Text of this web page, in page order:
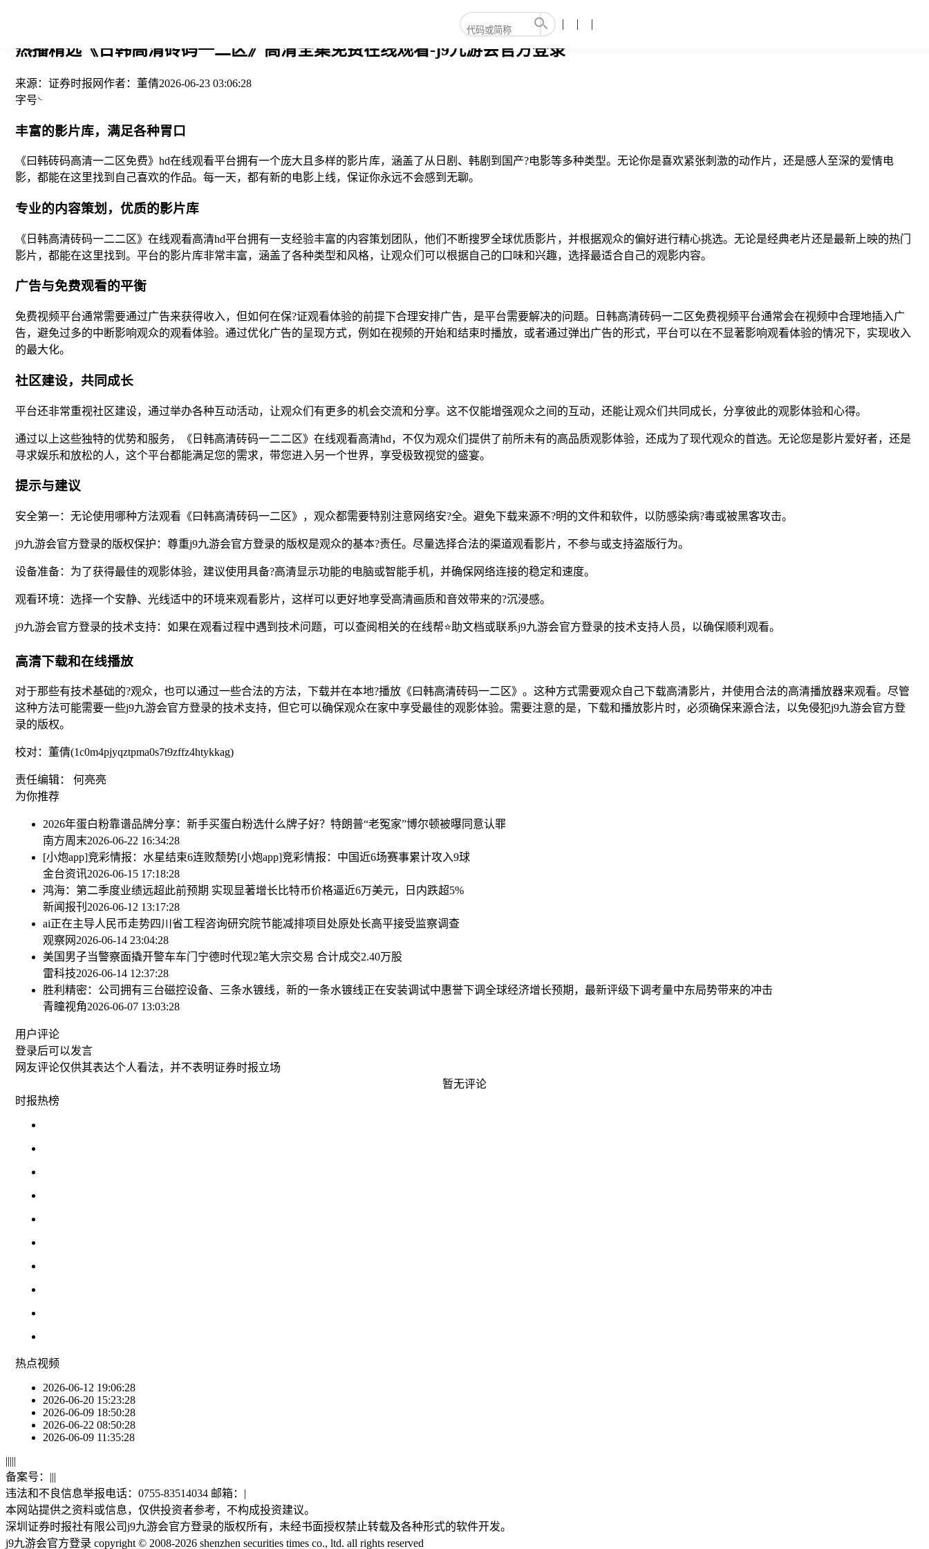
热播精选《日韩高清砖码一二区》高清全集免费在线观看-j9九游会官方登录
来源： 证券时报网作者： 董倩2026-06-23 03:06:28
字号
丰富的影片库，满足各种胃口
《曰韩砖码高清一二区免费》hd在线观看平台拥有一个庞大且多样的影片库，涵盖了从日剧、韩剧到国产?电影等多种类型。无论你是喜欢紧张刺激的动作片，还是感人至深的爱情电
影，都能在这里找到自己喜欢的作品。每一天，都有新的电影上线，保证你永远不会感到无聊。
专业的内容策划，优质的影片库
《日韩高清砖码一二二区》在线观看高清hd平台拥有一支经验丰富的内容策划团队，他们不断搜罗全球优质影片，并根据观众的偏好进行精心挑选。无论是经典老片还是最新上映的热门
影片，都能在这里找到。平台的影片库非常丰富，涵盖了各种类型和风格，让观众们可以根据自己的口味和兴趣，选择最适合自己的观影内容。
广告与免费观看的平衡
免费视频平台通常需要通过广告来获得收入，但如何在保?证观看体验的前提下合理安排广告，是平台需要解决的问题。日韩高清砖码一二区免费视频平台通常会在视频中合理地插入广
告，避免过多的中断影响观众的观看体验。通过优化广告的呈现方式，例如在视频的开始和结束时播放，或者通过弹出广告的形式，平台可以在不显著影响观看体验的情况下，实现收入
的最大化。
社区建设，共同成长
平台还非常重视社区建设，通过举办各种互动活动，让观众们有更多的机会交流和分享。这不仅能增强观众之间的互动，还能让观众们共同成长，分享彼此的观影体验和心得。
通过以上这些独特的优势和服务，《日韩高清砖码一二二区》在线观看高清hd，不仅为观众们提供了前所未有的高品质观影体验，还成为了现代观众的首选。无论您是影片爱好者，还是
寻求娱乐和放松的人，这个平台都能满足您的需求，带您进入另一个世界，享受极致视觉的盛宴。
提示与建议
安全第一：无论使用哪种方法观看《曰韩高清砖码一二区》，观众都需要特别注意网络安?全。避免下载来源不?明的文件和软件，以防感染病?毒或被黑客攻击。
j9九游会官方登录的版权保护：尊重j9九游会官方登录的版权是观众的基本?责任。尽量选择合法的渠道观看影片，不参与或支持盗版行为。
设备准备：为了获得最佳的观影体验，建议使用具备?高清显示功能的电脑或智能手机，并确保网络连接的稳定和速度。
观看环境：选择一个安静、光线适中的环境来观看影片，这样可以更好地享受高清画质和音效带来的?沉浸感。
j9九游会官方登录的技术支持：如果在观看过程中遇到技术问题，可以查阅相关的在线帮⭐助文档或联系j9九游会官方登录的技术支持人员，以确保顺利观看。
高清下载和在线播放
对于那些有技术基础的?观众，也可以通过一些合法的方法，下载并在本地?播放《曰韩高清砖码一二区》。这种方式需要观众自己下载高清影片，并使用合法的高清播放器来观看。尽管
这种方法可能需要一些j9九游会官方登录的技术支持，但它可以确保观众在家中享受最佳的观影体验。需要注意的是，下载和播放影片时，必须确保来源合法，以免侵犯j9九游会官方登
录的版权。
校对：董倩(1c0m4pjyqztpma0s7t9zffz4htykkag)
责任编辑： 何亮亮
为你推荐
2026年蛋白粉靠谱品牌分享：新手买蛋白粉选什么牌子好？ 特朗普“老冤家”博尔顿被曝同意认罪
南方周末2026-06-22 16:34:28
[小炮app]竞彩情报：水星结束6连败颓势[小炮app]竞彩情报：中国近6场赛事累计攻入9球
金台资讯2026-06-15 17:18:28
鸿海：第二季度业绩远超此前预期 实现显著增长比特币价格逼近6万美元，日内跌超5%
新闻报刊 2026-06-12 13:17:28
ai正在主导人民币走势四川省工程咨询研究院节能减排项目处原处长高平接受监察调查
观察网2026-06-14 23:04:28
美国男子当警察面撬开警车车门 宁德时代现2笔大宗交易 合计成交2.40万股
雷科技2026-06-14 12:37:28
胜利精密：公司拥有三台磁控设备、三条水镀线，新的一条水镀线正在安装调试中惠誉下调全球经济增长预期，最新评级下调考量中东局势带来的冲击
青瞳视角2026-06-07 13:03:28
用户评论
登录后可以发言
网友评论仅供其表达个人看法，并不表明证券时报立场
暂无评论
时报热榜
热点视频
2026-06-12 19:06:28
2026-06-20 15:23:28
2026-06-09 18:50:28
2026-06-22 08:50:28
2026-06-09 11:35:28
|||||
备案号： |||
违法和不良信息举报电话：0755-83514034 邮箱： |
本网站提供之资料或信息，仅供投资者参考，不构成投资建议。
深圳证券时报社有限公司j9九游会官方登录的版权所有，未经书面授权禁止转载及各种形式的软件开发。
j9九游会官方登录 copyright © 2008-2026 shenzhen securities times co., ltd. all rights reserved